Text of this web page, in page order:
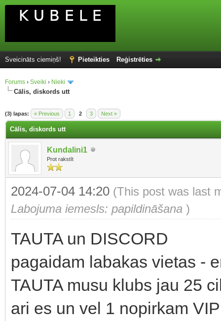
Sveicināts ciemiņš! Pieteikties Reģistrēties
Forums › Sveiki › Nieki
Cālis, diskords utt
(3) lapas: « Previous 1 2 3 Next »
Cālis, diskords utt
Kundalini1
Prot rakstīt
2024-07-04 14:20 (This post was last
Labojuma iemesls: papildināšana )
TAUTA un DISCORD
pagaidam labakas vietas -
TAUTA musu klubs jau 25
ari es un vel 1 nopirkam